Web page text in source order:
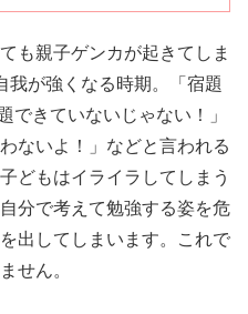
も親子ゲンカが起きてしま
我が強くなる時期。「宿題
できていないじゃない！」
ないよ！」などと言われる
どもはイライラしてしまう
分で考えて勉強する姿を危
出してしまいます。これで
せん。